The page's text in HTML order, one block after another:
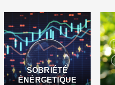
SOBRIÉTÉ
ÉNÉRGETIQUE